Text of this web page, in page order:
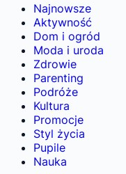
Najnowsze
Aktywność
Dom i ogród
Moda i uroda
Zdrowie
Parenting
Podróże
Kultura
Promocje
Styl życia
Pupile
Nauka